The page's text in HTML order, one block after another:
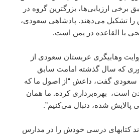
برخی ارزیابی‌ها، بزرگترین گروه در
تشکیل می‌دهند. پادشاهی سعودی،
با القاعده در یمن است.
وهابیگری عربستان سعودی از
که سال گذشته امامت سابق
گفت،‌ داعش “از اصول ما که
است، بهره‌برداری کرده. ما همان
پالایش شده، دنبال می‌کنیم”.
کتابهای درسی خودش را در مدارس